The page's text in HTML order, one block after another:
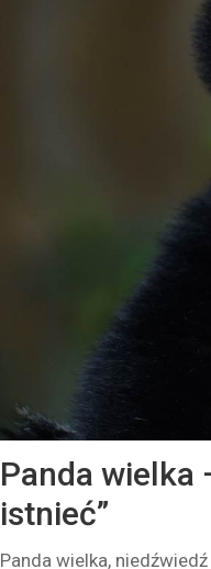
Panda wielka
istnieć”
Panda wielka,